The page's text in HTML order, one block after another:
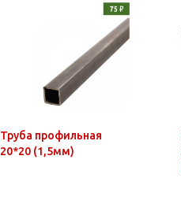
Труба профильная
20*20 (1,5мм)